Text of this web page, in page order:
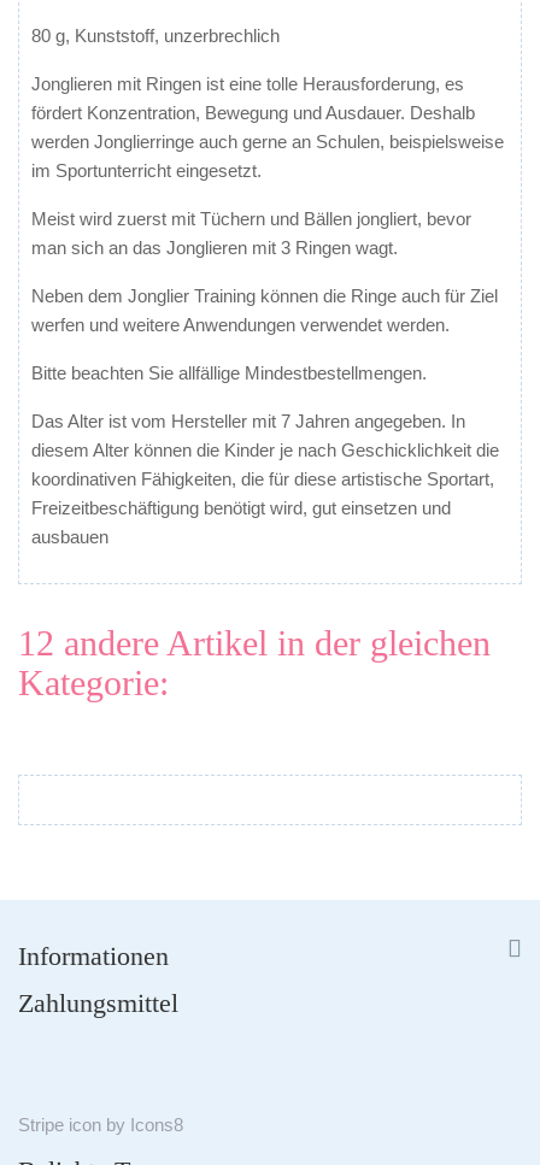
80 g, Kunststoff, unzerbrechlich
Jonglieren mit Ringen ist eine tolle Herausforderung, es
fördert Konzentration, Bewegung und Ausdauer. Deshalb
werden Jonglierringe auch gerne an Schulen, beispielsweise
im Sportunterricht eingesetzt.
Meist wird zuerst mit Tüchern und Bällen jongliert, bevor
man sich an das Jonglieren mit 3 Ringen wagt.
Neben dem Jonglier Training können die Ringe auch für Ziel
werfen und weitere Anwendungen verwendet werden.
Bitte beachten Sie allfällige Mindestbestellmengen.
Das Alter ist vom Hersteller mit 7 Jahren angegeben. In
diesem Alter können die Kinder je nach Geschicklichkeit die
koordinativen Fähigkeiten, die für diese artistische Sportart,
Freizeitbeschäftigung benötigt wird, gut einsetzen und
ausbauen
12 andere Artikel in der gleichen
Kategorie:
Informationen 

Zahlungsmittel
Stripe icon by Icons8